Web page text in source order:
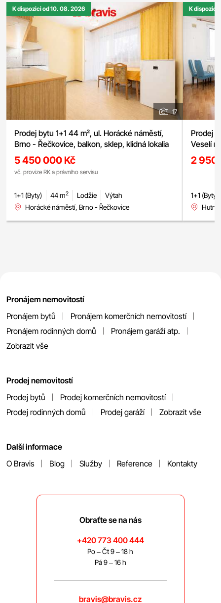
K dispozici od 10. 08. 2026
17
Prodej bytu 1+1 44 m², ul. Horácké náměstí,
Brno - Řečkovice, balkon, sklep, klidná lokalia
5 450 000 Kč
vč. provize RK a právního servisu
1+1 (Byty) 44 m2 Lodžie
Výtah
Horácké náměstí, Brno - Řečkovice
K dispozici
Prodej
Veselí
2 950
1+1 (Byty)
Pronájem nemovitostí
Pronájem bytů
Pronájem komerčních nemovitostí
Pronájem rodinných domů
Pronájem garáží atp.
Zobrazit vše
Prodej nemovitostí
Prodej bytů
Prodej komerčních nemovitostí
Prodej rodinných domů
Prodej garáží Zobrazit vše
Další informace
O Bravis
Blog Služby Reference Kontakty
Obraťte se na nás
+420 773 400 444
Po – Čt 9 – 18 h
Pá 9 – 16 h
bravis@bravis.cz